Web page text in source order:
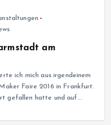
am
ich mich aus irgendeinem
Faire 2016 in Frankfurt.
gefallen hatte und auf…